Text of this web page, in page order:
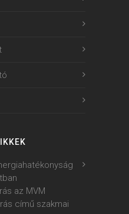
az MVM
című szakmai